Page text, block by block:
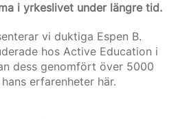
i yrkeslivet under längre tid.
vi duktiga Espen B.
hos Active Education i
dess genomfört över 5000
erfarenheter här.